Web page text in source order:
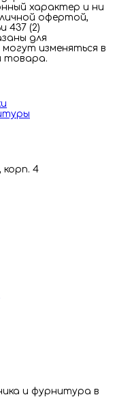
характер и ни
офертой,
437 (2)
для
изменяться в
товара.
4
и фурнитура в